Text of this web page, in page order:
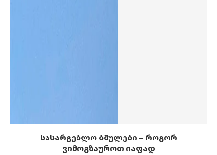
სასარგებლო ბმულები – როგორ
ვიმოგზაუროთ იაფად